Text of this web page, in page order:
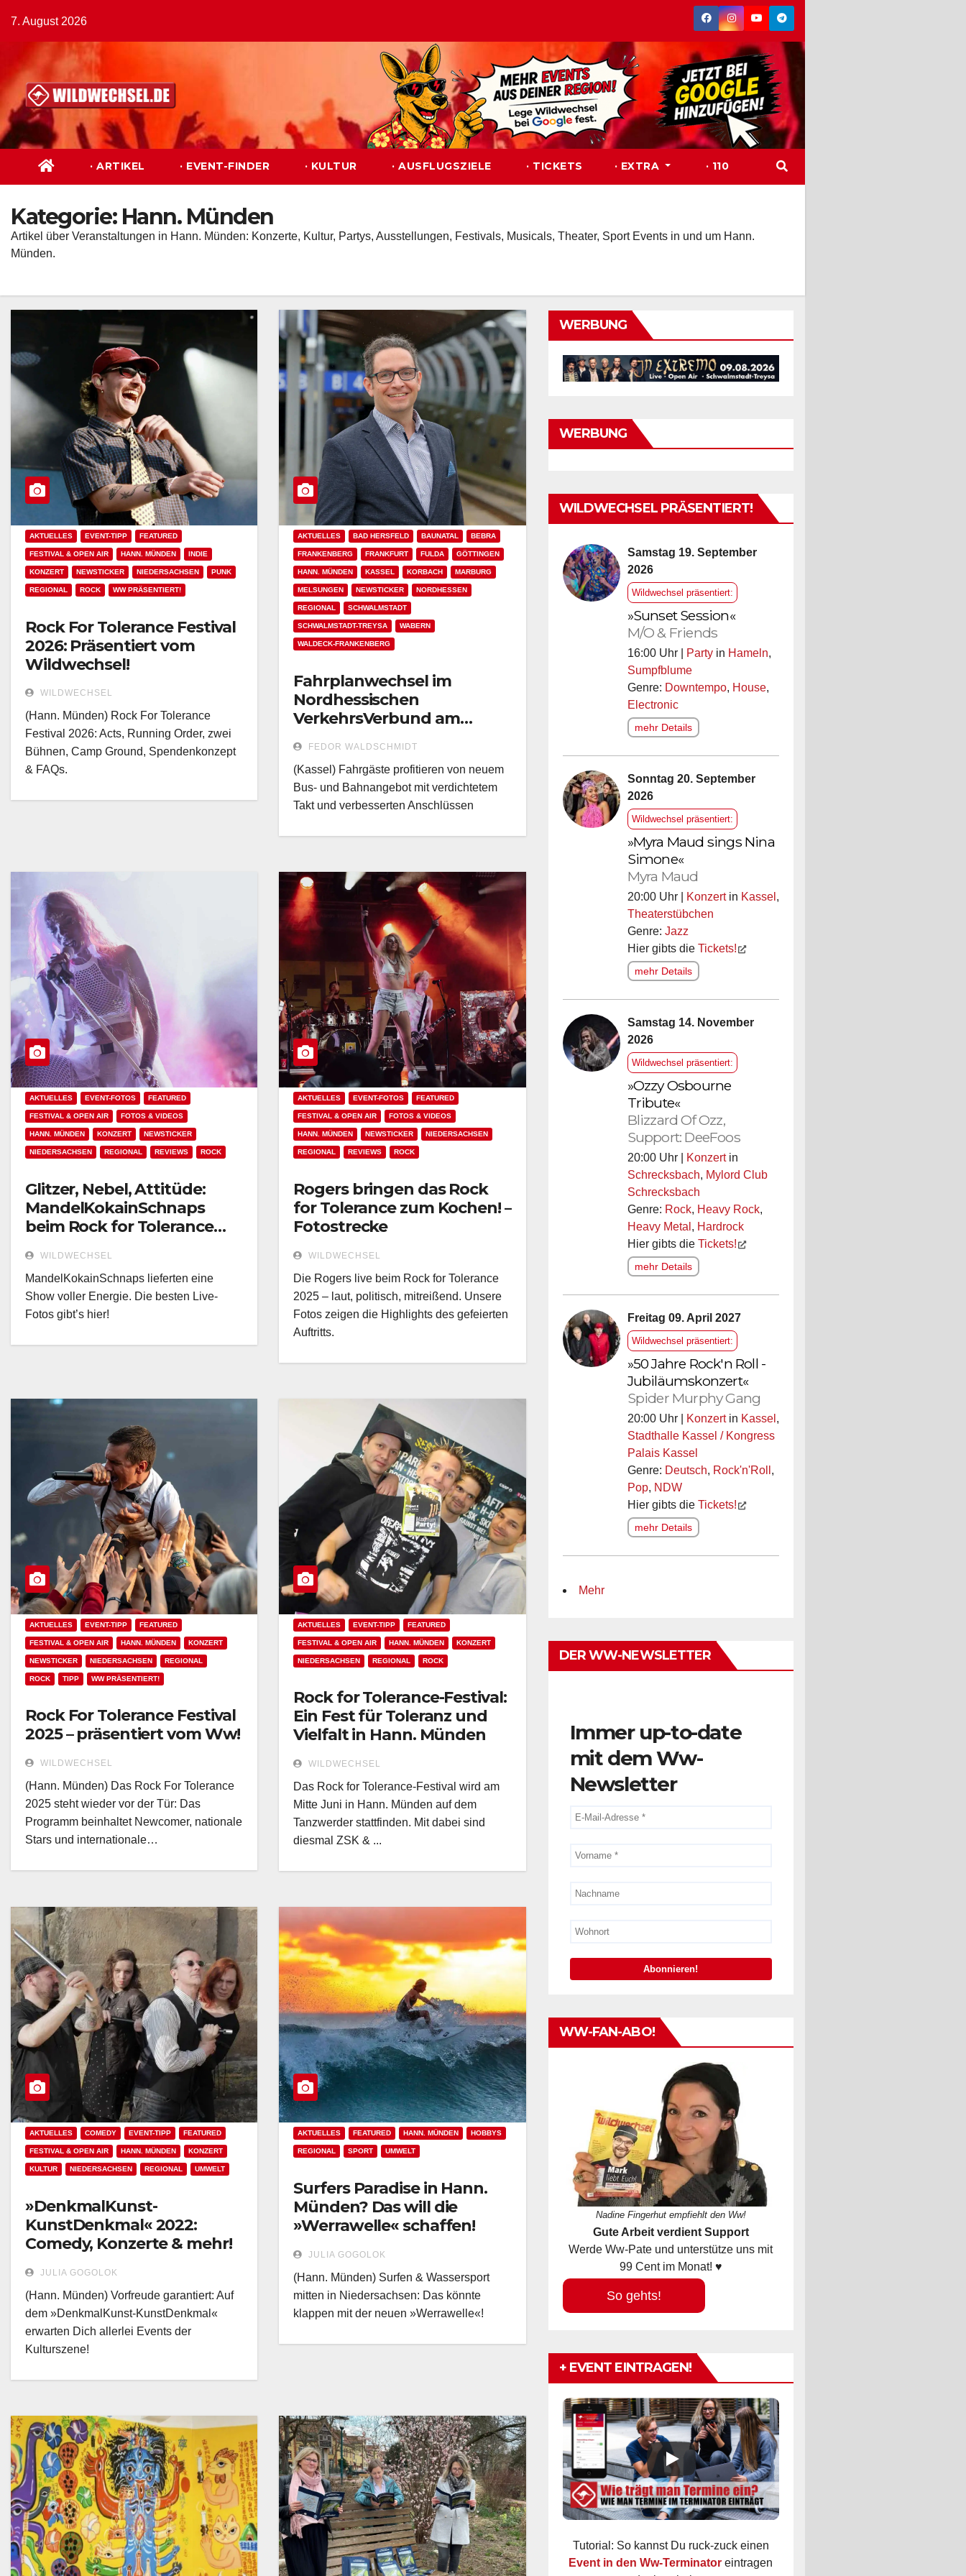
Inhalt
springen
7. August 2026
· ARTIKEL · EVENT-FINDER · KULTUR · AUSFLUGSZIELE · TICKETS · EXTRA · 110
Kategorie: Hann. Münden
Artikel über Veranstaltungen in Hann. Münden: Konzerte, Kultur, Partys, Ausstellungen, Festivals, Musicals, Theater, Sport Events in und um Hann.
Münden.
AKTUELLES EVENT-TIPP FEATURED
FESTIVAL & OPEN AIR HANN. MÜNDEN INDIE
KONZERT NEWSTICKER NIEDERSACHSEN PUNK
REGIONAL ROCK WW PRÄSENTIERT!
Rock For Tolerance Festival
2026: Präsentiert vom
Wildwechsel!
WILDWECHSEL
(Hann. Münden) Rock For Tolerance
Festival 2026: Acts, Running Order, zwei
Bühnen, Camp Ground, Spendenkonzept
& FAQs.
AKTUELLES BAD HERSFELD BAUNATAL BEBRA
FRANKENBERG FRANKFURT FULDA GÖTTINGEN
HANN. MÜNDEN KASSEL KORBACH MARBURG
MELSUNGEN NEWSTICKER NORDHESSEN
REGIONAL SCHWALMSTADT
SCHWALMSTADT-TREYSA WABERN
WALDECK-FRANKENBERG
Fahrplanwechsel im
Nordhessischen
VerkehrsVerbund am
FEDOR WALDSCHMIDT
(Kassel) Fahrgäste profitieren von neuem
Bus- und Bahnangebot mit verdichtetem
Takt und verbesserten Anschlüssen
AKTUELLES EVENT-FOTOS FEATURED
FESTIVAL & OPEN AIR FOTOS & VIDEOS
HANN. MÜNDEN KONZERT NEWSTICKER
NIEDERSACHSEN REGIONAL REVIEWS ROCK
Glitzer, Nebel, Attitüde:
MandelKokainSchnaps
beim Rock for Tolerance
WILDWECHSEL
MandelKokainSchnaps lieferten eine
Show voller Energie. Die besten Live-
Fotos gibt’s hier!
AKTUELLES EVENT-FOTOS FEATURED
FESTIVAL & OPEN AIR FOTOS & VIDEOS
HANN. MÜNDEN NEWSTICKER NIEDERSACHSEN
REGIONAL REVIEWS ROCK
Rogers bringen das Rock
for Tolerance zum Kochen! –
Fotostrecke
WILDWECHSEL
Die Rogers live beim Rock for Tolerance
2025 – laut, politisch, mitreißend. Unsere
Fotos zeigen die Highlights des gefeierten
Auftritts.
AKTUELLES EVENT-TIPP FEATURED
FESTIVAL & OPEN AIR HANN. MÜNDEN KONZERT
NEWSTICKER NIEDERSACHSEN REGIONAL
ROCK TIPP WW PRÄSENTIERT!
Rock For Tolerance Festival
2025 – präsentiert vom Ww!
WILDWECHSEL
(Hann. Münden) Das Rock For Tolerance
2025 steht wieder vor der Tür: Das
Programm beinhaltet Newcomer, nationale
Stars und internationale…
AKTUELLES EVENT-TIPP FEATURED
FESTIVAL & OPEN AIR HANN. MÜNDEN KONZERT
NIEDERSACHSEN REGIONAL ROCK
Rock for Tolerance-Festival:
Ein Fest für Toleranz und
Vielfalt in Hann. Münden
WILDWECHSEL
Das Rock for Tolerance-Festival wird am
Mitte Juni in Hann. Münden auf dem
Tanzwerder stattfinden. Mit dabei sind
diesmal ZSK & ...
AKTUELLES COMEDY EVENT-TIPP FEATURED
FESTIVAL & OPEN AIR HANN. MÜNDEN KONZERT
KULTUR NIEDERSACHSEN REGIONAL UMWELT
»DenkmalKunst-
KunstDenkmal« 2022:
Comedy, Konzerte & mehr!
JULIA GOGOLOK
(Hann. Münden) Vorfreude garantiert: Auf
dem »DenkmalKunst-KunstDenkmal«
erwarten Dich allerlei Events der
Kulturszene!
AKTUELLES FEATURED HANN. MÜNDEN HOBBYS
REGIONAL SPORT UMWELT
Surfers Paradise in Hann.
Münden? Das will die
»Werrawelle« schaffen!
JULIA GOGOLOK
(Hann. Münden) Surfen & Wassersport
mitten in Niedersachsen: Das könnte
klappen mit der neuen »Werrawelle«!
WERBUNG
WERBUNG
WILDWECHSEL PRÄSENTIERT!
Samstag 19. September
2026
Wildwechsel präsentiert:
»Sunset Session«
M/O & Friends
16:00 Uhr | Partyin Hameln,
Sumpfblume
Genre: Downtempo, House,
Electronic
mehr Details
Sonntag 20. September
2026
Wildwechsel präsentiert:
»Myra Maud sings Nina
Simone«
Myra Maud
20:00 Uhr | Konzertin Kassel ,
Theaterstübchen
Genre: Jazz
Hier gibts die Tickets!
mehr Details
Samstag 14. November
2026
Wildwechsel präsentiert:
»Ozzy Osbourne
Tribute«
Blizzard Of Ozz,
Support: DeeFoos
20:00 Uhr | Konzertin
Schrecksbach, Mylord Club
Schrecksbach
Genre: Rock, Heavy Rock,
Heavy Metal , Hardrock
Hier gibts die Tickets!
mehr Details
Freitag 09. April 2027
Wildwechsel präsentiert:
»50 Jahre Rock'n Roll -
Jubiläumskonzert«
Spider Murphy Gang
20:00 Uhr | Konzertin Kassel ,
Stadthalle Kassel / Kongress
Palais Kassel
Genre: Deutsch, Rock'n'Roll ,
Pop, NDW
Hier gibts die Tickets!
mehr Details
Mehr
DER WW-NEWSLETTER
Immer up-to-date
mit dem Ww-
Newsletter
WW-FAN-ABO!
Nadine Fingerhut empfiehlt den Ww!
Gute Arbeit verdient Support
Werde Ww-Pate und unterstütze uns mit
99 Cent im Monat! ♥
So gehts!
+ EVENT EINTRAGEN!
Tutorial: So kannst Du ruck-zuck einen
Event in den Ww-Terminator eintragen